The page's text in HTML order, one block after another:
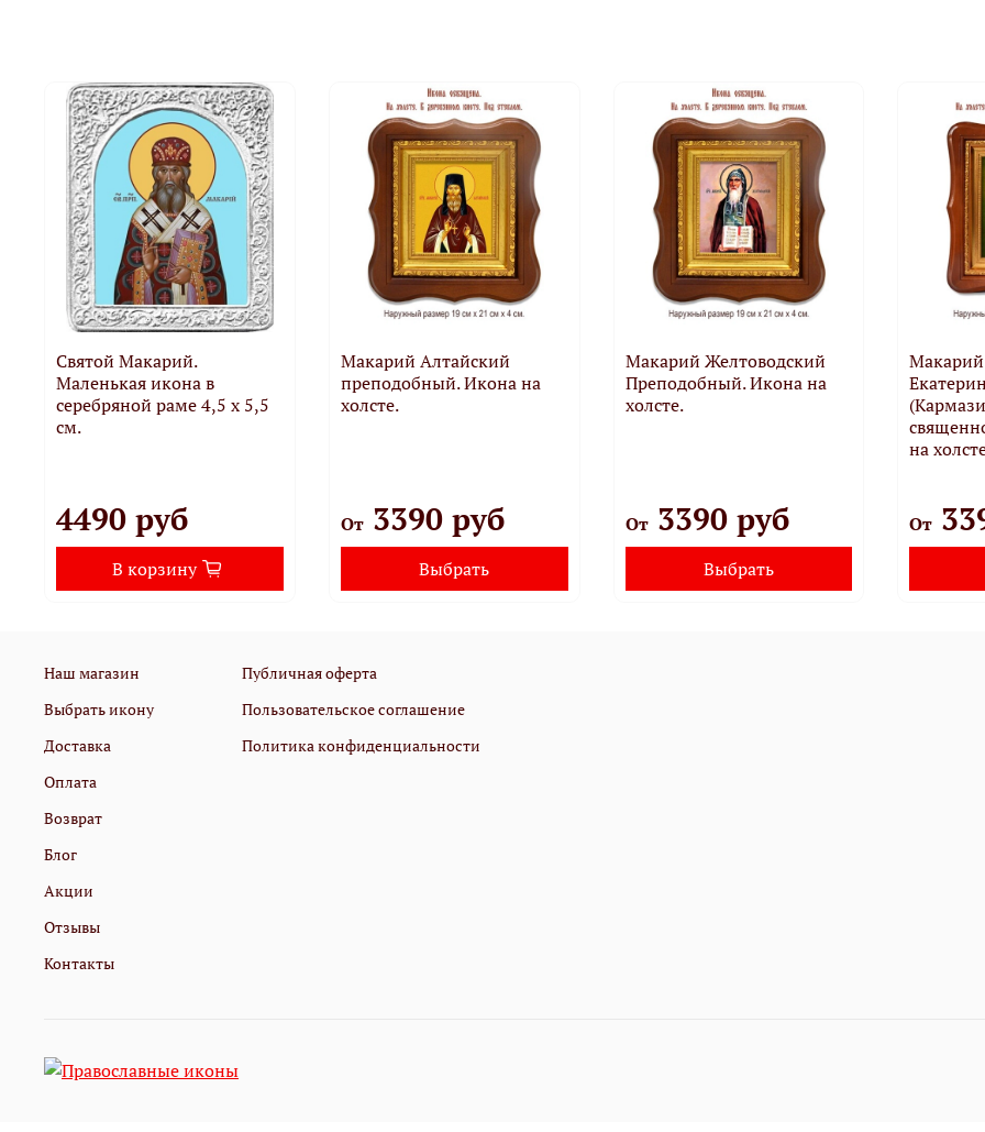
Святой Макарий.
Маленькая икона в
серебряной раме 4,5 х 5,5
см.
4490 руб
В корзину
Макарий Алтайский
преподобный. Икона на
холсте.
От3390 руб
Выбрать
Макарий Желтоводский
Преподобный. Икона на
холсте.
От3390 руб
Выбрать
Макарий
на
От
Наш магазин
Выбрать икону
Доставка
Оплата
Возврат
Блог
Акции
Отзывы
Контакты
Публичная оферта
Пользовательское соглашение
Политика конфиденциальности